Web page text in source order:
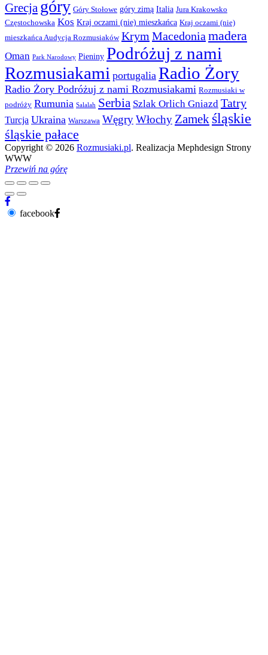
Grecja góry Góry Stołowe góry zimą Italia Jura Krakowsko
Częstochowska Kos Kraj oczami (nie) mieszkańca Kraj oczami (nie)
mieszkańca Audycja Rozmusiaków Krym Macedonia madera
Oman Park Narodowy Pieniny Podróżuj z nami
Rozmusiakami portugalia Radio Żory
Radio Żory Podróżuj z nami Rozmusiakami Rozmusiaki w
podróży Rumunia Salalah Serbia Szlak Orlich Gniazd Tatry
Turcja Ukraina Warszawa WęgryWłochy Zamek śląskie
śląskie pałace
Copyright © 2026 Rozmusiaki.pl. Realizacja Mephdesign Strony
WWW
Przewiń na górę
facebook